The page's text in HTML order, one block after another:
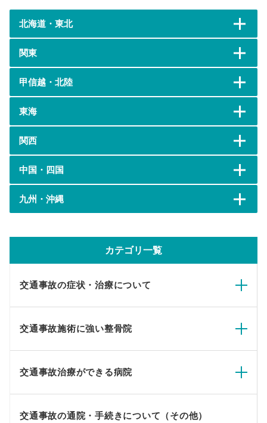
北海道・東北
関東
甲信越・北陸
東海
関西
中国・四国
九州・沖縄
カテゴリ一覧
交通事故の症状・治療について
交通事故施術に強い整骨院
交通事故治療ができる病院
交通事故の通院・手続きについて（その他）